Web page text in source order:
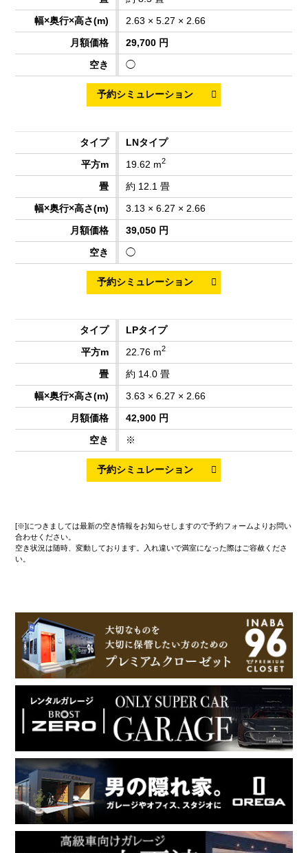
2.63 × 5.27 × 2.66
29,700 円
◯
LNタイプ
19.62 m2
約 12.1 畳
3.13 × 6.27 × 2.66
39,050 円
◯
LPタイプ
22.76 m2
約 14.0 畳
3.63 × 6.27 × 2.66
42,900 円
※
[※]につきましては最新の空き情報をお知らせしますので予約フォームよりお問い
合わせください。
空き状況は随時、変動しております。入れ違いで満室になった際はご容赦くださ
い。